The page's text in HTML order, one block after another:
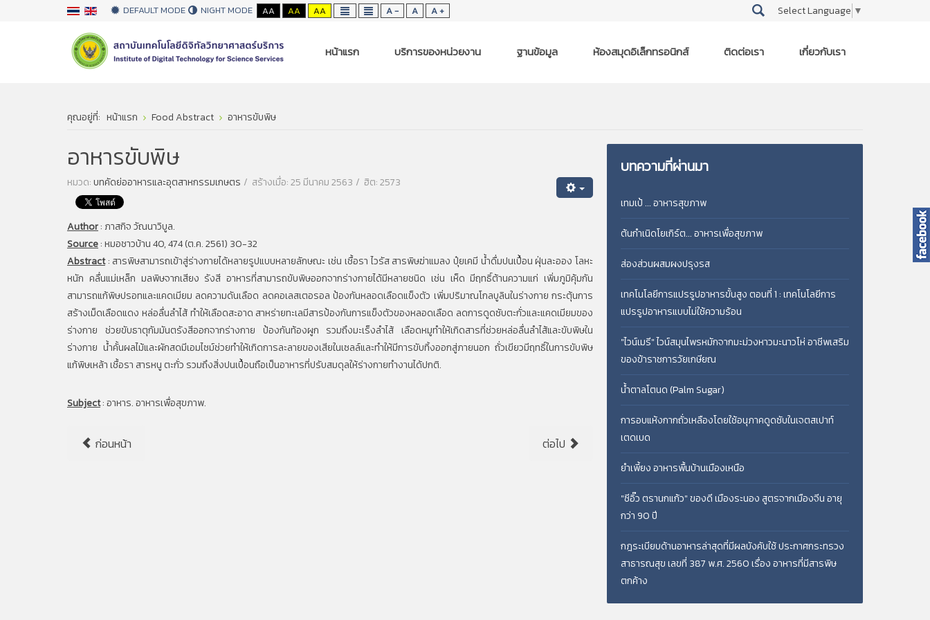
DEFAULT MODE NIGHT MODE AA AA AA A - A A + Select Language ▼
หน้าแรก บริการของหน่วยงาน ฐานข้อมูล ห้องสมุดอิเล็กทรอนิกส์ ติดต่อเรา เกี่ยวกับเรา
คุณอยู่ที่: หน้าแรก Food Abstract อาหารขับพิษ
อาหารขับพิษ
หมวด:บทคัดย่ออาหารและอุตสาหกรรมเกษตร สร้างเมื่อ: 25 มีนาคม 2563 ฮิต: 2573
Author: ภาสกิจ วัณนาวิบูล.
Source:หมอชาวบ้าน 40, 474 (ต.ค. 2561) 30-32
Abstract: สารพิษสามารถเข้าสู่ร่างกายได้หลายรูปแบบหลายลักษณะ เช่น เชื้อรา ไวรัส สารพิษฆ่าแมลง ปุ๋ยเคมี น้ำดื่มปนเปื้อน ฝุ่นละออง โลหะ
หนัก คลื่นแม่เหล็ก มลพิษจากเสียง รังสี อาหารที่สามารถขับพิษออกจากร่างกายได้มีหลายชนิด เช่น เห็ด มีฤทธิ์ต้านความแก่ เพิ่มภูมิคุ้มกัน
สามารถแก้พิษปรอทและแคดเมียม ลดความดันเลือด ลดคอเลสเตอรอล ป้องกันหลอดเลือดแข็งตัว เพิ่มปริมาณโกลบูลินในร่างกาย กระตุ้นการ
สร้างเม็ดเลือดแดง หล่อลื่นลำไส้ ทำให้เลือดสะอาด สาหร่ายทะเลมีสารป้องกันการแข็งตัวของหลอดเลือด ลดการดูดซับตะกั่วและแคดเมียมของ
ร่างกาย ช่วยขับธาตุกัมมันตรังสีออกจากร่างกาย ป้องกันท้องผูก รวมถึงมะเร็งลำไส้ เลือดหมูทำให้เกิดสารที่ช่วยหล่อลื่นลำไส้และขับพิษใน
ร่างกาย น้ำคั้นผลไม้และผักสดมีเอมไซม์ช่วยทำให้เกิดการละลายของเสียในเซลล์และทำให้มีการขับทิ้งออกสู่ภายนอก ถั่วเขียวมีฤทธิ์ในการขับพิษ
แก้พิษเหล้า เชื้อรา สารหนู ตะกั่ว รวมถึงสิ่งปนเปื้อนถือเป็นอาหารที่ปรับสมดุลให้ร่างกายทำงานได้ปกติ.
Subject:อาหาร. อาหารเพื่อสุขภาพ.
ก่อนหน้า ต่อไป
บทความที่ผ่านมา
เทมเป้ ... อาหารสุขภาพ
ต้นกำเนิดโยเกิร์ต... อาหารเพื่อสุขภาพ
ส่องส่วนผสมผงปรุงรส
เทคโนโลยีการแปรรูปอาหารขั้นสูง ตอนที่ 1 : เทคโนโลยีการ
แปรรูปอาหารแบบไม่ใช้ความร้อน
"ไวน์เมรี" ไวน์สมุนไพรหมักจากมะม่วงหาวมะนาวโห่ อาชีพเสริม
ของข้าราชการวัยเกษียณ
น้ำตาลโตนด (Palm Sugar)
การอบแห้งกากถั่วเหลืองโดยใช้อนุภาคดูดซับในเจตสเปาท์
เตดเบด
ยำเพี้ยง อาหารพื้นบ้านเมืองเหนือ
"ซีอิ๊ว ตรานกแก้ว" ของดี เมืองระนอง สูตรจากเมืองจีน อายุ
กว่า 90 ปี
กฎระเบียบด้านอาหารล่าสุดที่มีผลบังคับใช้ ประกาศกระทรวง
สาธารณสุข เลขที่ 387 พ.ศ. 2560 เรื่อง อาหารที่มีสารพิษ
ตกค้าง